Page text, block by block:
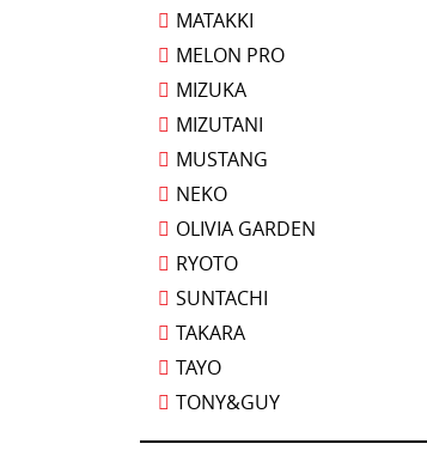
MATAKKI
MELON PRO
MIZUKA
MIZUTANI
MUSTANG
NEKO
OLIVIA GARDEN
RYOTO
SUNTACHI
TAKARA
TAYO
TONY&GUY